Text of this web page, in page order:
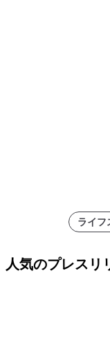
ライフ
人気のプレスリ